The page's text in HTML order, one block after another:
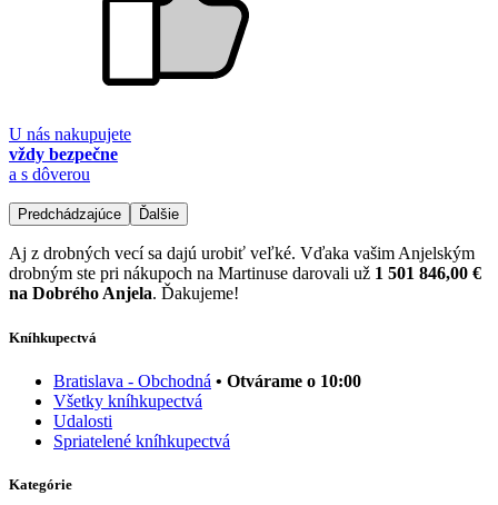
U nás nakupujete
vždy bezpečne
a s dôverou
Predchádzajúce Ďalšie
Aj z drobných vecí sa dajú urobiť veľké. Vďaka vašim Anjelským
drobným ste pri nákupoch na Martinuse darovali už 1 501 846,00 €
na Dobrého Anjela. Ďakujeme!
Kníhkupectvá
Bratislava - Obchodná • Otvárame o 10:00
Všetky kníhkupectvá
Udalosti
Spriatelené kníhkupectvá
Kategórie